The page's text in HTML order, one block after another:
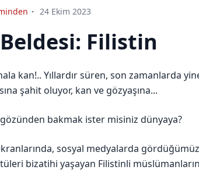
24 Ekim 2023
Beldesi: Filistin
kan!.. Yıllardır süren, son zamanlarda
şahit oluyor, kan ve gözyaşına...
bakmak ister misiniz dünyaya?
sosyal medyalarda
bizatihi yaşayan Filistinli müslümanların